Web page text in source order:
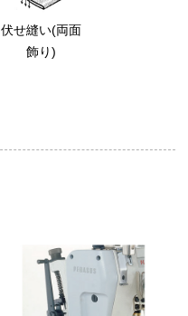
伏せ縫い(両面
飾り)